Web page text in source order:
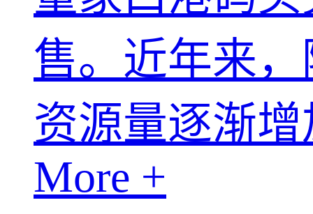
售。近年来
资源量逐渐
More +